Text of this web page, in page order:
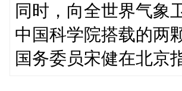
同时，向全世界气象
中国科学院搭载的两
国务委员宋健在北京